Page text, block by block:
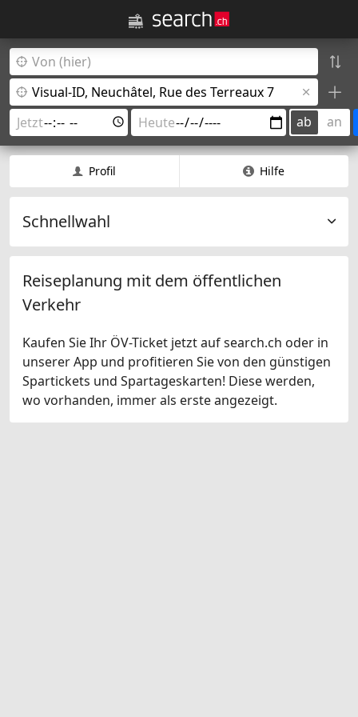
ab an
Profil Hilfe
Schnellwahl
Reiseplanung mit dem öffentlichen
Verkehr
Kaufen Sie Ihr ÖV-Ticket jetzt auf search.ch oder in
unserer App und profitieren Sie von den günstigen
Spartickets und Spartageskarten! Diese werden,
wo vorhanden, immer als erste angezeigt.